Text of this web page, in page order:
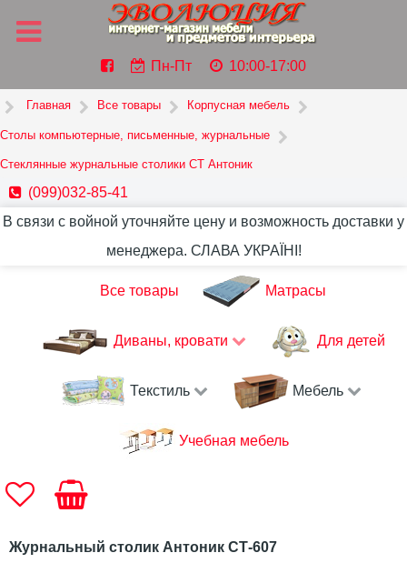
Пн-Пт 10:00-17:00
Главная Все товары Корпусная мебель
Столы компьютерные, письменные, журнальные
Стеклянные журнальные столики СТ Антоник
(099)032-85-41
В связи с войной уточняйте цену и возможность доставки у
менеджера. СЛАВА УКРАЇНІ!
Все товары Матрасы
Диваны, кровати Для детей
Текстиль Мебель
Учебная мебель
Журнальный столик Антоник СТ-607